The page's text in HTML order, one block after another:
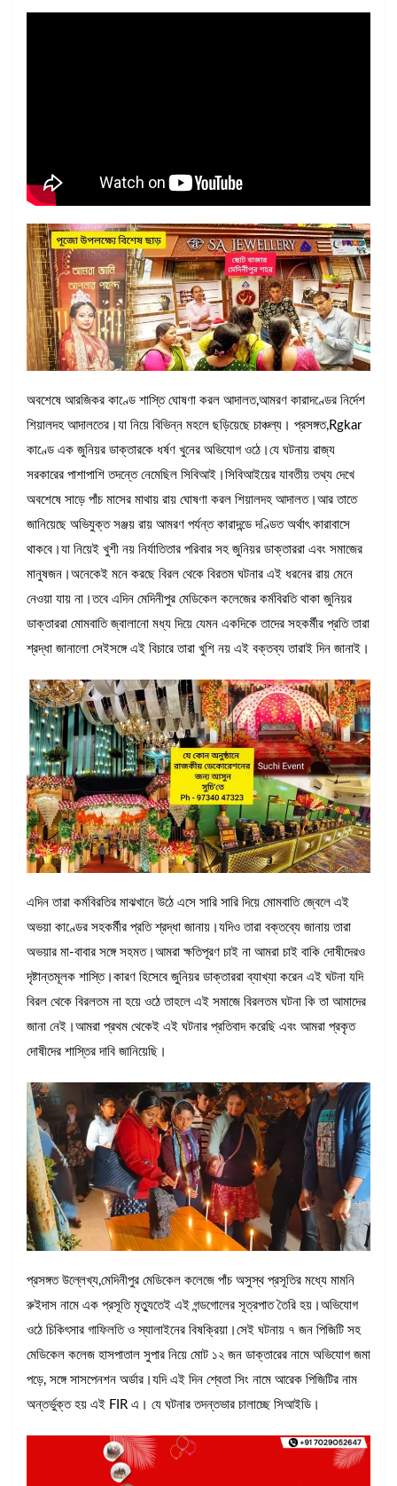
অবশেষে আরজিকর কাণ্ডে শাস্তি ঘোষণা করল আদালত,আমরণ কারাদণ্ডের নির্দেশ
শিয়ালদহ আদালতের।যা নিয়ে বিভিন্ন মহলে ছড়িয়েছে চাঞ্চল্য। প্রসঙ্গত,Rgkar
কাণ্ডে এক জুনিয়র ডাক্তারকে ধর্ষণ খুনের অভিযোগ ওঠে।যে ঘটনায় রাজ্য
সরকারের পাশাপাশি তদন্তে নেমেছিল সিবিআই।সিবিআইয়ের যাবতীয় তথ্য দেখে
অবশেষে সাড়ে পাঁচ মাসের মাথায় রায় ঘোষণা করল শিয়ালদহ আদালত।আর তাতে
জানিয়েছে অভিযুক্ত সঞ্জয় রায় আমরণ পর্যন্ত কারাদন্ডে দণ্ডিত অর্থাৎ কারাবাসে
থাকবে।যা নিয়েই খুশী নয় নির্যাতিতার পরিবার সহ জুনিয়র ডাক্তাররা এবং সমাজের
মানুষজন।অনেকেই মনে করছে বিরল থেকে বিরতম ঘটনার এই ধরনের রায় মেনে
নেওয়া যায় না।তবে এদিন মেদিনীপুর মেডিকেল কলেজের কর্মবিরতি থাকা জুনিয়র
ডাক্তাররা মোমবাতি জ্বালানো মধ্য দিয়ে যেমন একদিকে তাদের সহকর্মীর প্রতি তারা
শ্রদ্ধা জানালো সেইসঙ্গে এই বিচারে তারা খুশি নয় এই বক্তব্য তারাই দিন জানাই।
এদিন তারা কর্মবিরতির মাঝখানে উঠে এসে সারি সারি দিয়ে মোমবাতি জ্বেলে এই
অভয়া কাণ্ডের সহকর্মীর প্রতি শ্রদ্ধা জানায়।যদিও তারা বক্তব্যে জানায় তারা
অভয়ার মা-বাবার সঙ্গে সহমত।আমরা ক্ষতিপূরণ চাই না আমরা চাই বাকি দোষীদেরও
দৃষ্টান্তমূলক শাস্তি।কারণ হিসেবে জুনিয়র ডাক্তাররা ব্যাখ্যা করেন এই ঘটনা যদি
বিরল থেকে বিরলতম না হয়ে ওঠে তাহলে এই সমাজে বিরলতম ঘটনা কি তা আমাদের
জানা নেই।আমরা প্রথম থেকেই এই ঘটনার প্রতিবাদ করেছি এবং আমরা প্রকৃত
দোষীদের শাস্তির দাবি জানিয়েছি।
প্রসঙ্গত উল্লেখ্য,মেদিনীপুর মেডিকেল কলেজে পাঁচ অসুস্থ প্রসূতির মধ্যে মামনি
রুইদাস নামে এক প্রসূতি মৃত্যুতেই এই গন্ডগোলের সূত্রপাত তৈরি হয়।অভিযোগ
ওঠে চিকিৎসার গাফিলতি ও স্যালাইনের বিষক্রিয়া।সেই ঘটনায় ৭ জন পিজিটি সহ
মেডিকেল কলেজ হাসপাতাল সুপার নিয়ে মোট ১২ জন ডাক্তারের নামে অভিযোগ জমা
পড়ে, সঙ্গে সাসপেনশন অর্ডার।যদি এই দিন শ্বেতা সিং নামে আরেক পিজিটির নাম
অন্তর্ভুক্ত হয় এই FIR এ। যে ঘটনার তদন্তভার চালাচ্ছে সিআইডি।